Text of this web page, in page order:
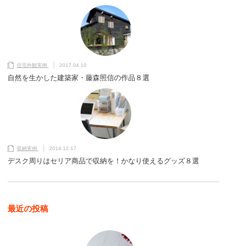
住宅外観実例 2017.04.10
自然を生かした建築家・藤森照信の作品８選
収納実例 2014.12.17
デスク周りはセリア商品で収納を！かなり使えるグッズ８選
最近の投稿